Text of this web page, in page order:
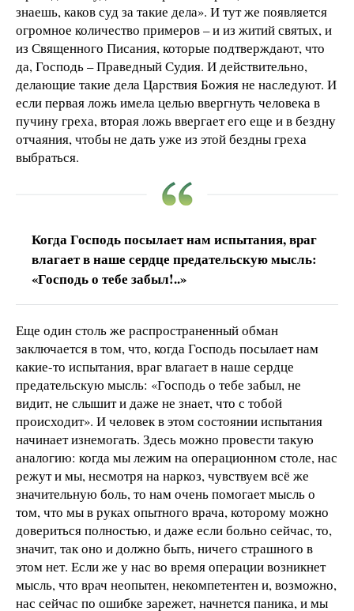
знаешь, каков суд за такие дела». И тут же появляется
огромное количество примеров – и из житий святых, и
из Священного Писания, которые подтверждают, что
да, Господь – Праведный Судия. И действительно,
делающие такие дела Царствия Божия не наследуют. И
если первая ложь имела целью ввергнуть человека в
пучину греха, вторая ложь ввергает его еще и в бездну
отчаяния, чтобы не дать уже из этой бездны греха
выбраться.
Когда Господь посылает нам испытания, враг
влагает в наше сердце предательскую мысль:
«Господь о тебе забыл!..»
Еще один столь же распространенный обман
заключается в том, что, когда Господь посылает нам
какие-то испытания, враг влагает в наше сердце
предательскую мысль: «Господь о тебе забыл, не
видит, не слышит и даже не знает, что с тобой
происходит». И человек в этом состоянии испытания
начинает изнемогать. Здесь можно провести такую
аналогию: когда мы лежим на операционном столе, нас
режут и мы, несмотря на наркоз, чувствуем всё же
значительную боль, то нам очень помогает мысль о
том, что мы в руках опытного врача, которому можно
довериться полностью, и даже если больно сейчас, то,
значит, так оно и должно быть, ничего страшного в
этом нет. Если же у нас во время операции возникнет
мысль, что врач неопытен, некомпетентен и, возможно,
нас сейчас по ошибке зарежет, начнется паника, и мы